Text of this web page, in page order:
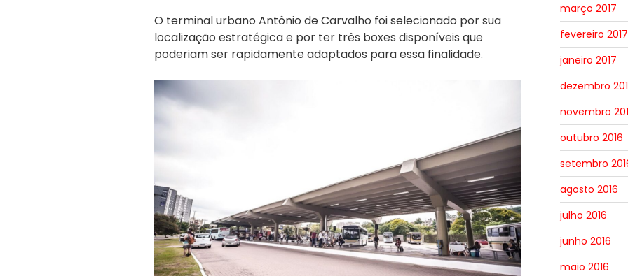
O terminal urbano Antônio de Carvalho foi selecionado por sua
localização estratégica e por ter três boxes disponíveis que
poderiam ser rapidamente adaptados para essa finalidade.
março 2017
fevereiro 2017
janeiro 2017
dezembro
novembro
outubro 2016
setembro
agosto 2016
julho 2016
junho 2016
maio 2016